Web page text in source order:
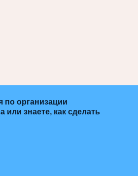
по организации
или знаете, как сделать